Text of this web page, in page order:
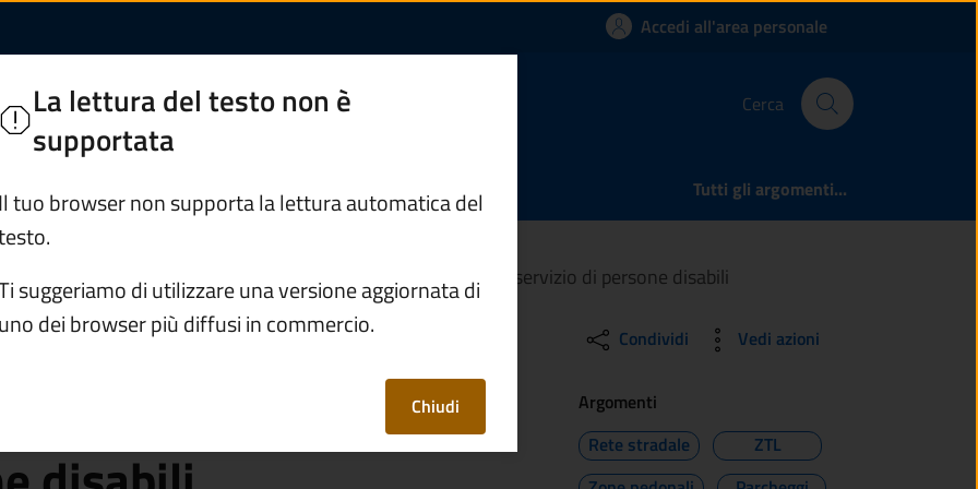
di circolazione e sosta per i
Accedi all'area personale
Loveno Cerca
Servizi Vivere Paisco Loveno Tutti gli argomenti...
il contrassegno di circolazione e sosta per i veicoli a servizio di persone disabili
di
per i veicoli a
Condividi Vedi azioni
La lettura del testo non è
supportata
Il tuo browser non supporta la lettura automatica del
suggeriamo di utilizzare una versione aggiornata di
uno dei browser più diffusi in commercio.
Chiudi
Argomenti
Rete stradale
ZTL